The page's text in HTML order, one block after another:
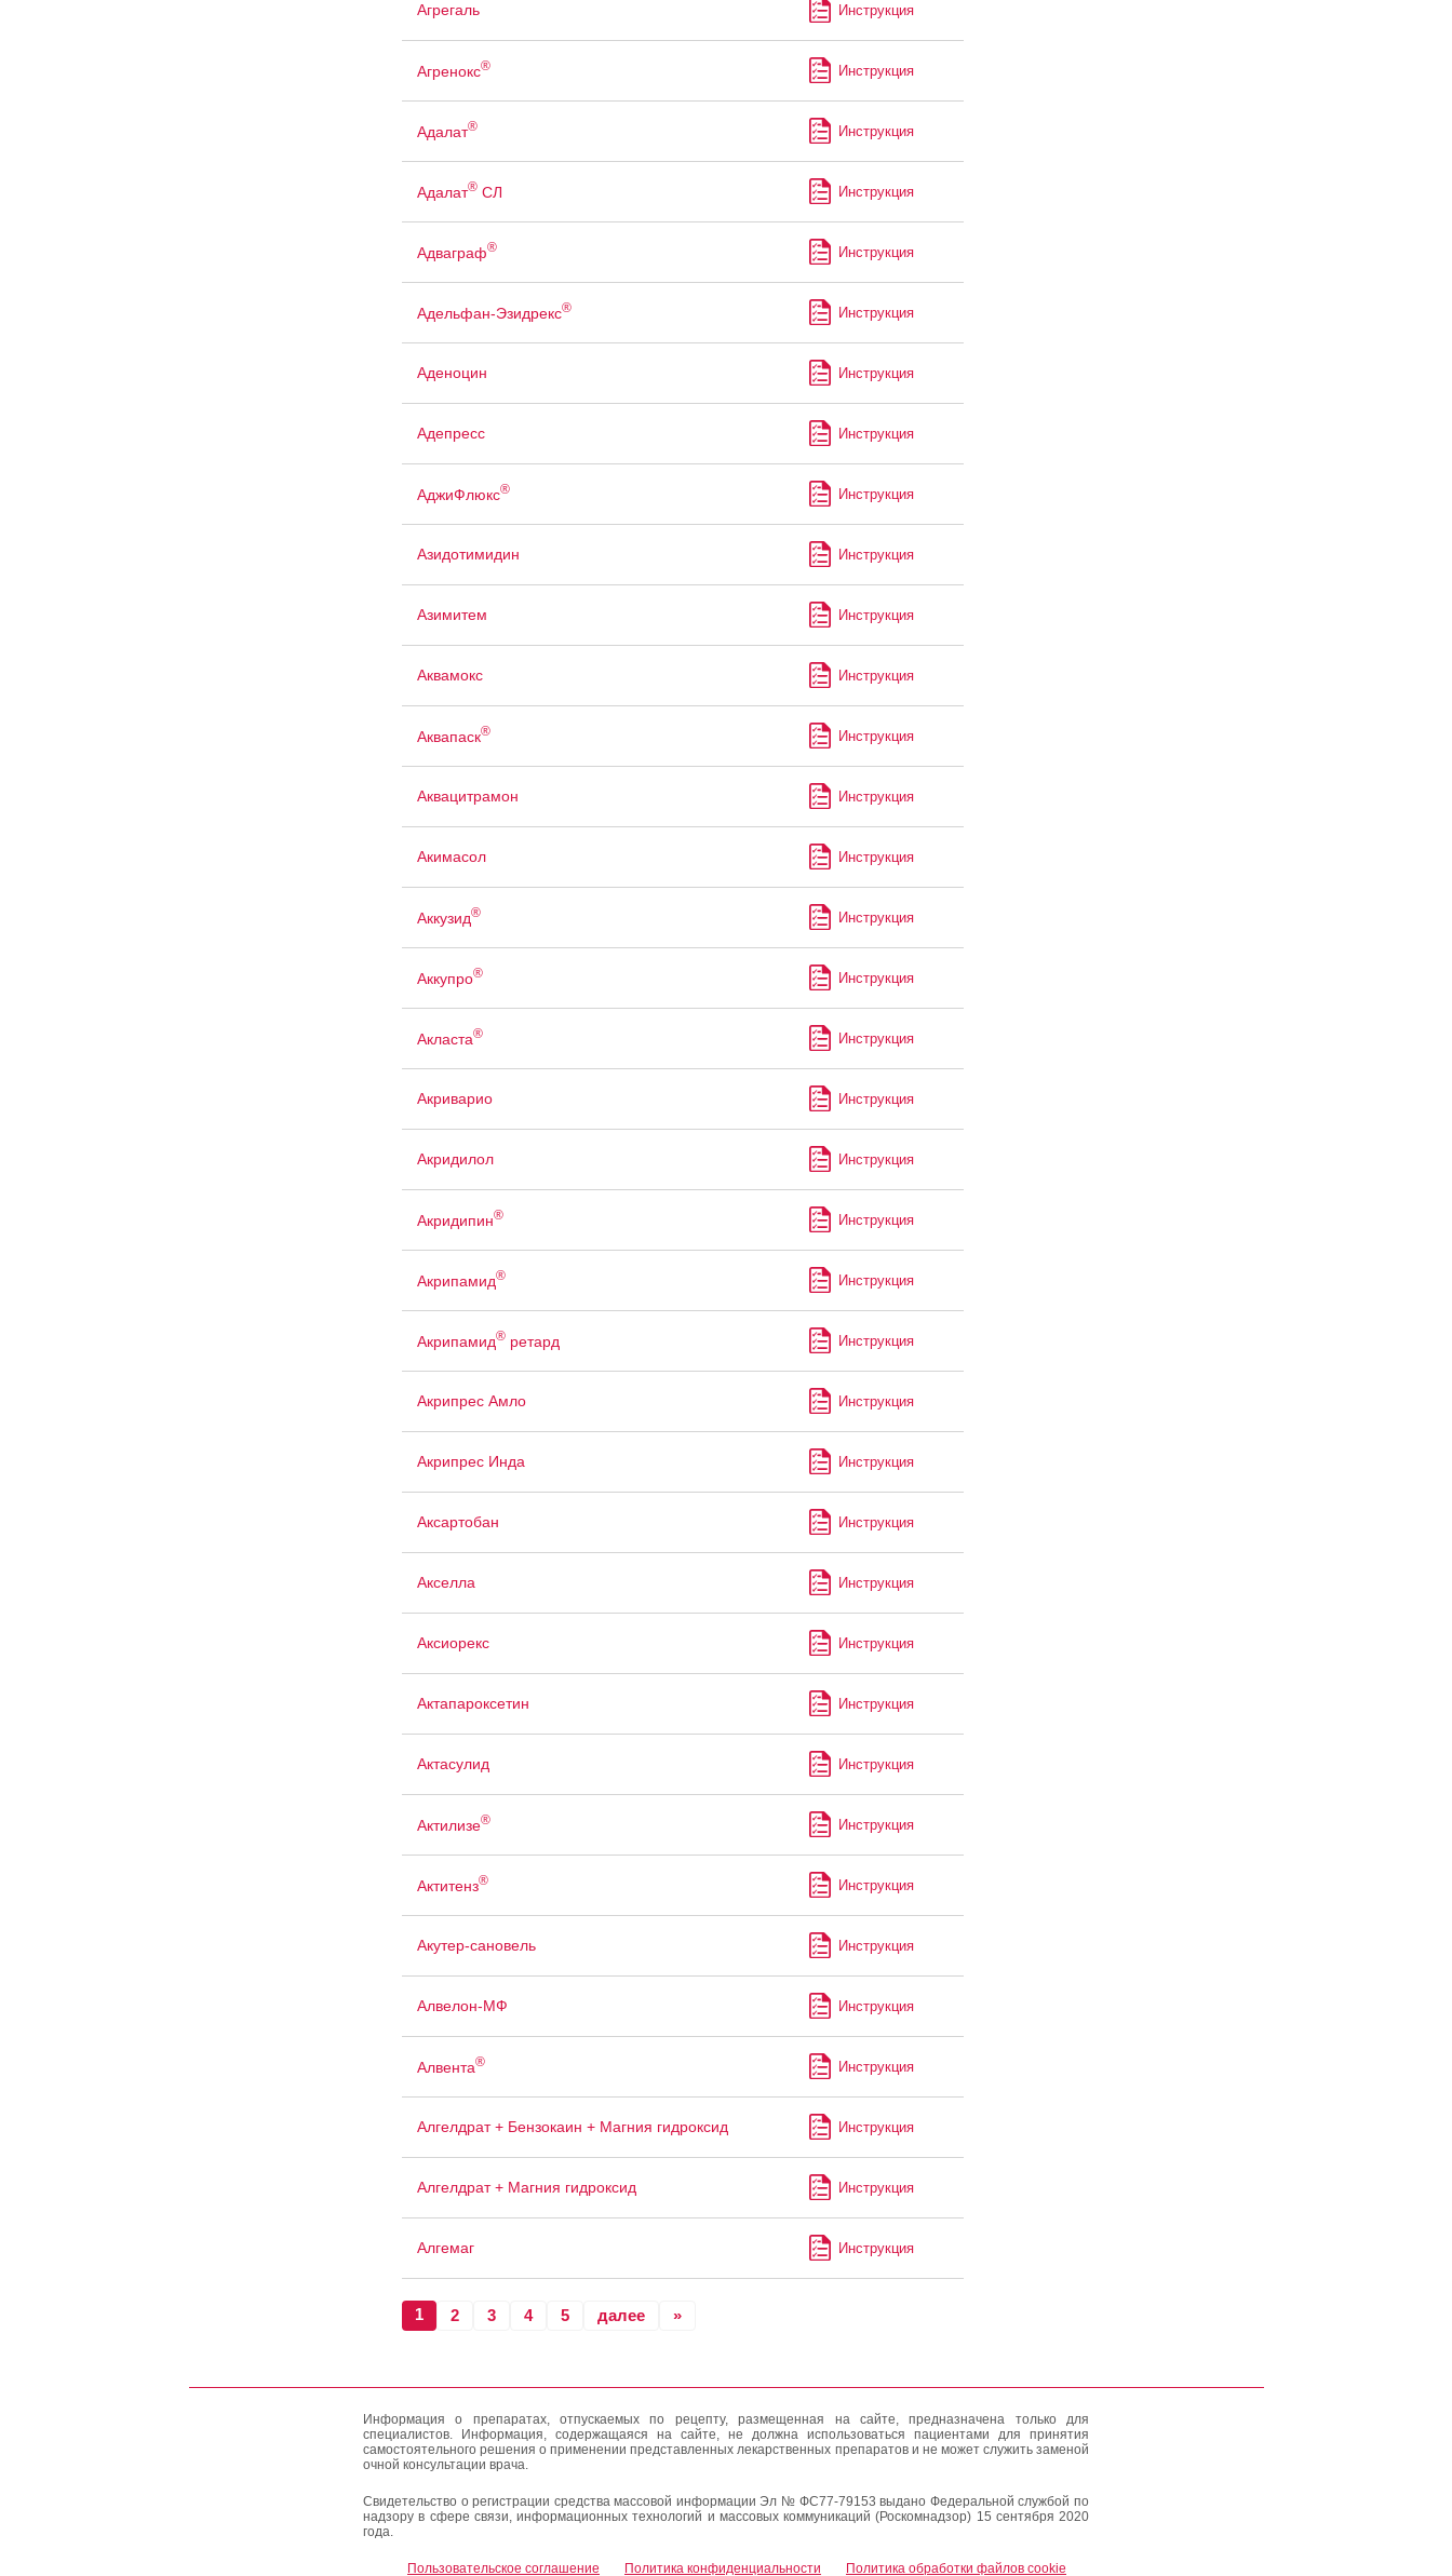
Агрегаль Инструкция
Агренокс® Инструкция
Адалат® Инструкция
Адалат®СЛ Инструкция
Адваграф® Инструкция
Адельфан-Эзидрекс® Инструкция
Аденоцин Инструкция
Адепресс Инструкция
АджиФлюкс® Инструкция
Азидотимидин Инструкция
Азимитем Инструкция
Аквамокс Инструкция
Аквапаск® Инструкция
Аквацитрамон Инструкция
Акимасол Инструкция
Аккузид® Инструкция
Аккупро® Инструкция
Акласта® Инструкция
Акриварио Инструкция
Акридилол Инструкция
Акридипин® Инструкция
Акрипамид® Инструкция
Акрипамид®ретард Инструкция
Акрипрес Амло Инструкция
Акрипрес Инда Инструкция
Аксартобан Инструкция
Акселла Инструкция
Аксиорекс Инструкция
Актапароксетин Инструкция
Актасулид Инструкция
Актилизе® Инструкция
Актитенз® Инструкция
Акутер-сановель Инструкция
Алвелон-МФ Инструкция
Алвента® Инструкция
Алгелдрат + Бензокаин + Магния гидроксид Инструкция
Алгелдрат + Магния гидроксид Инструкция
Алгемаг Инструкция
1 2 3 4 5 далее »
Информация о препаратах, отпускаемых по рецепту, размещенная на сайте, предназначена только для
специалистов. Информация, содержащаяся на сайте, не должна использоваться пациентами для принятия
самостоятельного решения о применении представленных лекарственных препаратов и не может служить заменой
очной консультации врача.
Свидетельство о регистрации средства массовой информации Эл № ФС77-79153 выдано Федеральной службой по
надзору в сфере связи, информационных технологий и массовых коммуникаций (Роскомнадзор) 15 сентября 2020
года.
Пользовательское соглашение Политика конфиденциальности Политика обработки файлов cookie